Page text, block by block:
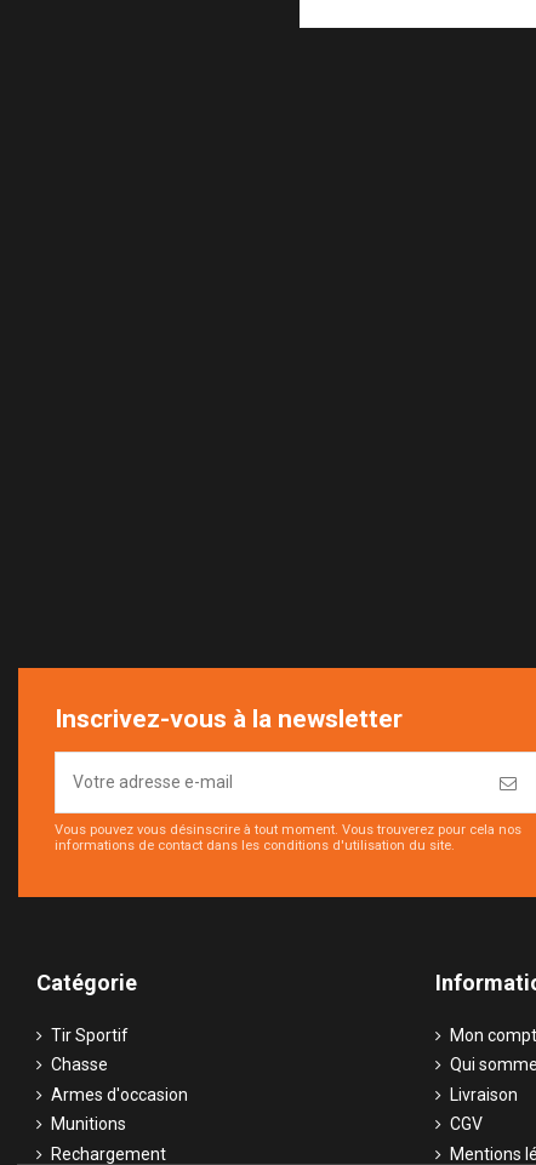
Inscrivez-vous à la newsletter
Vous pouvez vous désinscrire à tout moment. Vous trouverez pour cela nos
informations de contact dans les conditions d'utilisation du site.
Catégorie
Tir Sportif
Chasse
Armes d'occasion
Munitions
Rechargement
Mon
Qui
Livraison
CGV
Mentions